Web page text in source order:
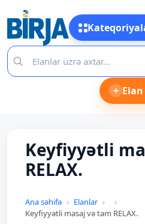
+
Keyfiyyətli
RELAX.
Ana səhifə
Elanlar
Keyfiyyətli masaj və tam RELAX.